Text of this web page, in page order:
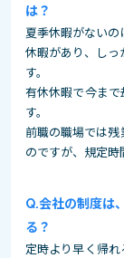
は？
夏季休暇がない
休暇があり、し
す。
有休休暇で今ま
す。
前職の職場では
のですが、規定
会社の制度は
る？
定時より早く帰